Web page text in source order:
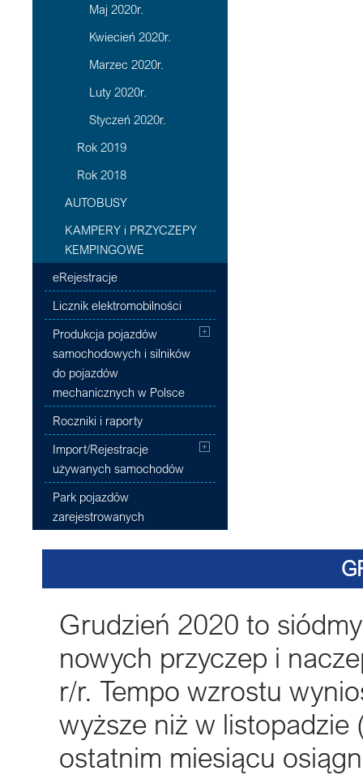
Maj 2020r.
Kwiecień 2020r.
Marzec 2020r.
Luty 2020r.
Styczeń 2020r.
Rok 2019
Rok 2018
AUTOBUSY
KAMPERY i PRZYCZEPY
KEMPINGOWE
eRejestracje
Licznik elektromobilności
Produkcja pojazdów
samochodowych i silników
do pojazdów
mechanicznych w Polsce
Roczniki i raporty
Import/Rejestracje
używanych samochodów
Park pojazdów
zarejestrowanych
Grudzień 2020 to
nowych przyczep i
r/r. Tempo wzrostu
wyższe niż w
ostatnim miesiącu